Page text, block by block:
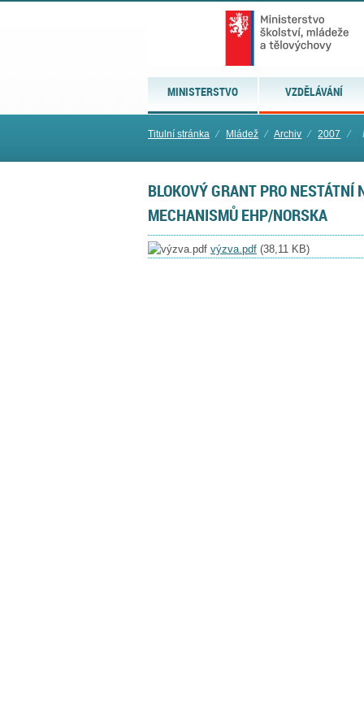
MINISTERSTVO VZDĚLÁVÁNÍ
Titulní stránka ⁄ Mládež ⁄ Archiv ⁄ 2007 ⁄
BLOKOVÝ GRANT PRO
MECHANISMŮ EHP/NORSKA
výzva.pdf (38,11 KB)